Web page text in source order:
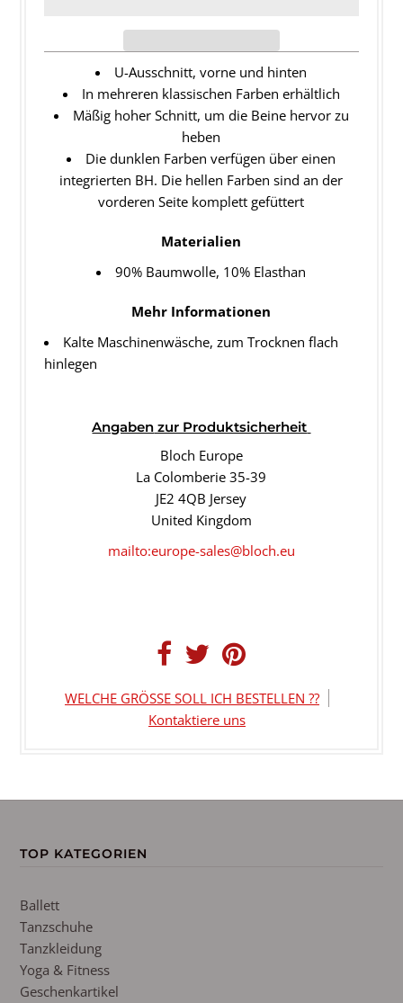
U-Ausschnitt, vorne und hinten
In mehreren klassischen Farben erhältlich
Mäßig hoher Schnitt, um die Beine hervor zu
heben
Die dunklen Farben verfügen über einen
integrierten BH. Die hellen Farben sind an der
vorderen Seite komplett gefüttert
Materialien
90% Baumwolle, 10% Elasthan
Mehr Informationen
Kalte Maschinenwäsche, zum Trocknen flach
hinlegen
Angaben zur Produktsicherheit
Bloch Europe
La Colomberie 35-39
JE2 4QB Jersey
United Kingdom
mailto:europe-sales@bloch.eu
WELCHE GRÖSSE SOLL ICH BESTELLEN ??
Kontaktiere uns
TOP KATEGORIEN
Ballett
Tanzschuhe
Tanzkleidung
Yoga & Fitness
Geschenkartikel